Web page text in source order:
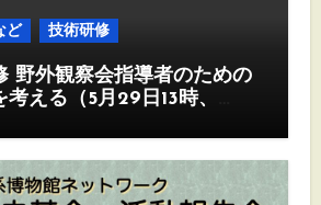
ど 技術研修
野外観察会指導者のための
える（5月29日13時、